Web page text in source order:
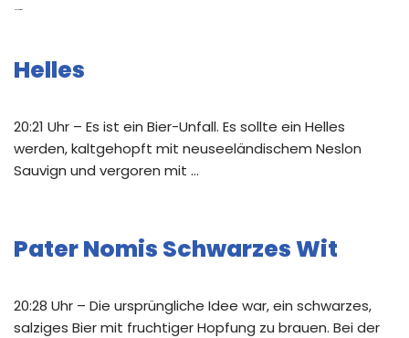
Helles
20:21 Uhr – Es ist ein Bier-Unfall. Es sollte ein Helles
werden, kaltgehopft mit neuseeländischem Neslon
Sauvign und vergoren mit …
Pater Nomis Schwarzes Wit
20:28 Uhr – Die ursprüngliche Idee war, ein schwarzes,
salziges Bier mit fruchtiger Hopfung zu brauen. Bei der